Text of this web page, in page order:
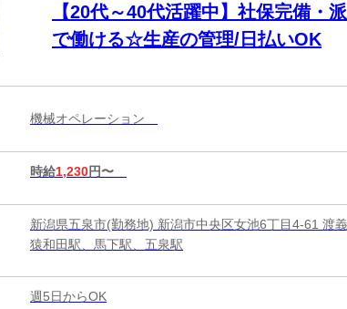
【20代～40代活躍中】社保完備・
で働ける☆生産の管理/日払いOK
機械オペレーション
時給1,230円〜
新潟県五泉市(勤務地) 新潟市中央区女池6丁目4-61 渡
猿和田駅、馬下駅、五泉駅
週5日からOK